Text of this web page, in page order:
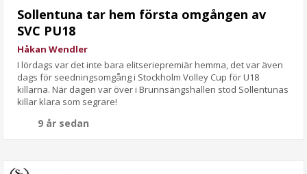
Sollentuna tar hem första omgången av
SVC PU18
Håkan Wendler
I lördags var det inte bara elitseriepremiär hemma, det var även
dags för seedningsomgång i Stockholm Volley Cup för U18
killarna. När dagen var över i Brunnsängshallen stod Sollentunas
killar klara som segrare!
9 år sedan